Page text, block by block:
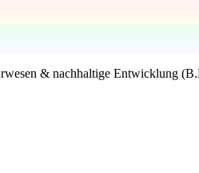
& nachhaltige Entwicklung